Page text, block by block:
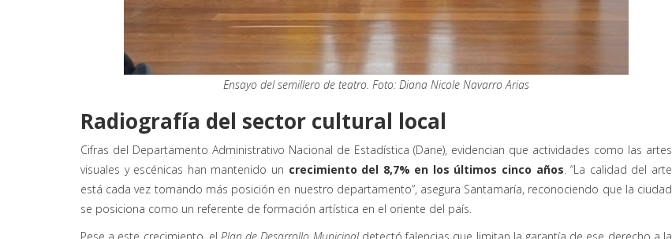
Ensayo del semillero de teatro. Foto: Diana Nicole Navarro Arias
Radiografía del sector cultural local
Cifras del Departamento Administrativo Nacional de Estadística (Dane), evidencian que actividades como las artes
visuales y escénicas han mantenido un crecimiento del 8,7% en los últimos cinco años . “La calidad del arte
está cada vez tomando más posición en nuestro departamento”, asegura Santamaría, reconociendo que la ciudad
se posiciona como un referente de formación artística en el oriente del país.
Pese a este crecimiento, el Plan de Desarrollo Municipaldetectó falencias que limitan la garantía de ese derecho a la